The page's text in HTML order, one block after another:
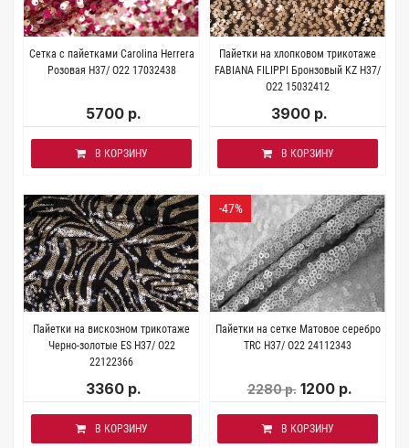
Сетка с пайетками Carolina Herrera
Розовая H37/ О22 17032438
5700 р.
В КОРЗИНУ
Пайетки на хлопковом трикотаже
FABIANA FILIPPI Бронзовый KZ H37/
О22 15032412
3900 р.
В КОРЗИНУ
Пайетки на вискозном трикотаже
Черно-золотые ЕS H37/ О22
22122366
3360 р.
В КОРЗИНУ
-47%
Пайетки на сетке Матовое серебро
TRC H37/ О22 24112343
2280 р. 1200 р.
В КОРЗИНУ